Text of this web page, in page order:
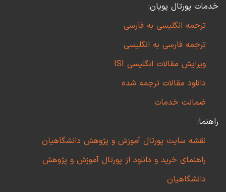
خدمات پورتال پویان:
ترجمه انگلیسی به فارسی
ترجمه فارسی به انگلیسی
ویرایش مقالات انگلیسی ISI
دانلود مقالات ترجمه شده
ضمانت خدمات
راهنما:
نقشه سایت پورتال آموزش و پژوهش دانشگاهیان
راهنمای خرید و دانلود از پورتال آموزش و پژوهش
دانشگاهیان